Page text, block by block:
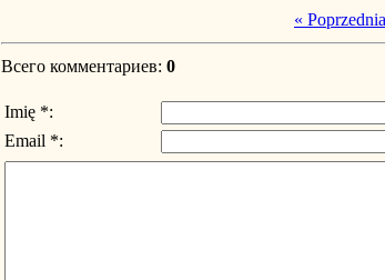
« Poprzednia
Всего комментариев: 0
Imię *:
Email *: